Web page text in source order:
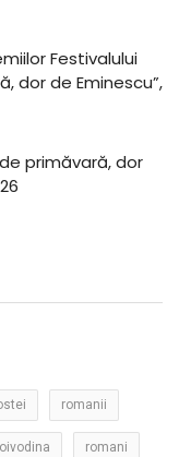
Festivalului
dor de Eminescu”,
primăvară, dor
romanii
romani